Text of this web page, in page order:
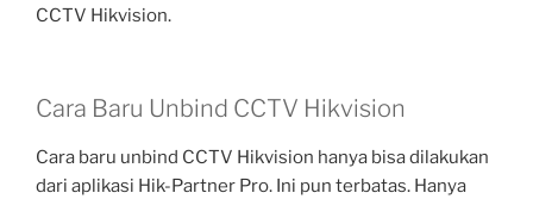
CCTV Hikvision.
Cara Baru Unbind CCTV Hikvision
Cara baru unbind CCTV Hikvision hanya bisa dilakukan
dari aplikasi Hik-Partner Pro. Ini pun terbatas. Hanya